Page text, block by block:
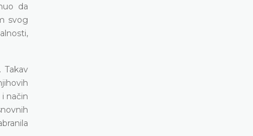
da
svog
Takav
način